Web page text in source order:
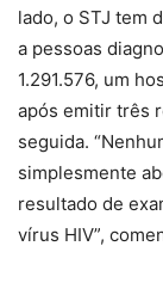
lado, o STJ tem
a pessoas
1.291.576, um
após emitir três
seguida.
simplesmente
resultado de
vírus HIV”,